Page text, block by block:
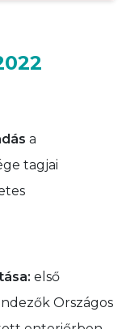
a
tagjai
első
Országos